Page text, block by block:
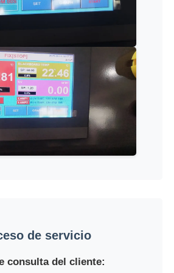
de servicio
consulta del cliente: